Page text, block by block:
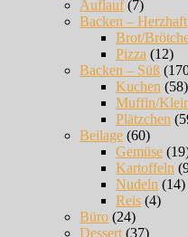
Auflauf(7)
Backen – Herzhaft
Brot/
Pizza (12)
Backen – Süß
Kuchen (58)
Muffin/
Plätzchen
Beilage (60)
Gemüse
Kartoffeln
Nudeln (14)
Reis (4)
Büro (24)
Dessert (37)